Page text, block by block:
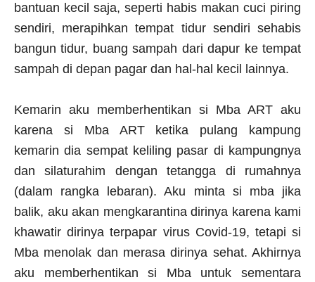
bantuan kecil saja, seperti habis makan cuci piring
sendiri, merapihkan tempat tidur sendiri sehabis
bangun tidur, buang sampah dari dapur ke tempat
sampah di depan pagar dan hal-hal kecil lainnya.
Kemarin aku memberhentikan si Mba ART aku
karena si Mba ART ketika pulang kampung
kemarin dia sempat keliling pasar di kampungnya
dan silaturahim dengan tetangga di rumahnya
(dalam rangka lebaran). Aku minta si mba jika
balik, aku akan mengkarantina dirinya karena kami
khawatir dirinya terpapar virus Covid-19, tetapi si
Mba menolak dan merasa dirinya sehat. Akhirnya
aku memberhentikan si Mba untuk sementara